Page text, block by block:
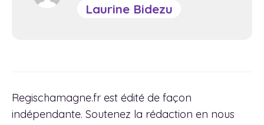
Laurine Bidezu
Regischamagne.fr est édité de façon
indépendante. Soutenez la rédaction en nous